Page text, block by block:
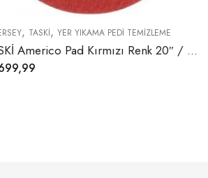
, TASKI, YER YIKAMA PEDI TEMIZLEME
TASKİ Americo Pad Kırmızı Renk 20″ / 51 cm Hassas Temizlik Yer Yıkama Pedi 51 cm/Kırmızı(5 adet/koli)